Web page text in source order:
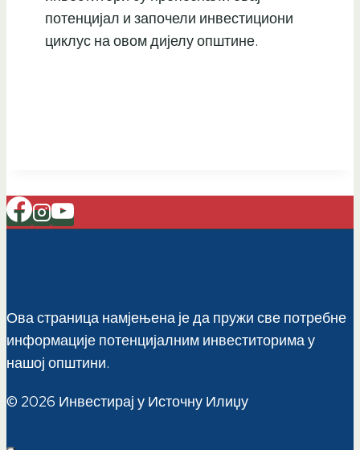
потенцијал и започели инвестициони
циклус на овом дијелу општине.
Ова страница намјењена је да пружи све потребне
информације потенцијалним инвеститорима у
нашој општини.
© 2026 Инвестирај у Источну Илиџу